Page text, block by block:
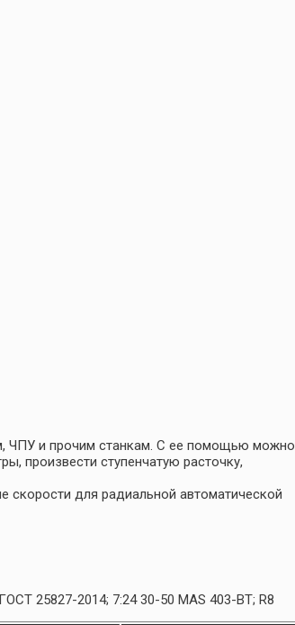
ЧПУ и прочим станкам. С ее помощью можно
произвести ступенчатую расточку,
скорости для радиальной автоматической
25827-2014; 7:24 30-50 MAS 403-BT; R8